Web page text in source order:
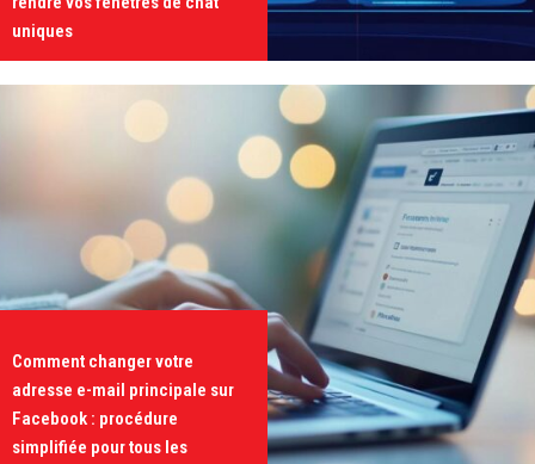
uniques
Comment changer votre
adresse e-mail principale sur
Facebook : procédure
simplifiée pour tous les